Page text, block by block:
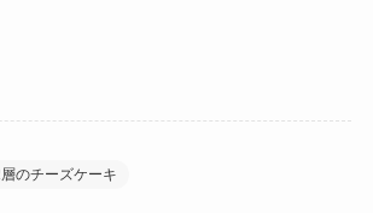
のチーズケーキ